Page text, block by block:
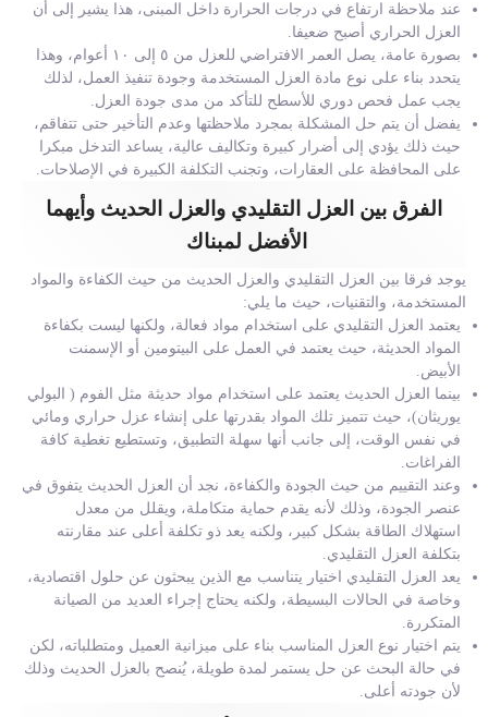
عند ملاحظة ارتفاع في درجات الحرارة داخل المبنى، هذا يشير إلى أن
العزل الحراري أصبح ضعيفا.
بصورة عامة، يصل العمر الافتراضي للعزل من ٥ إلى ١٠ أعوام، وهذا
يتحدد بناء على نوع مادة العزل المستخدمة وجودة تنفيذ العمل، لذلك
يجب عمل فحص دوري للأسطح للتأكد من مدى جودة العزل.
يفضل أن يتم حل المشكلة بمجرد ملاحظتها وعدم التأخير حتى تتفاقم،
حيث ذلك يؤدي إلى أضرار كبيرة وتكاليف عالية، يساعد التدخل مبكرا
على المحافظة على العقارات، وتجنب التكلفة الكبيرة في الإصلاحات.
الفرق بين العزل التقليدي والعزل الحديث وأيهما
الأفضل لمبناك
يوجد فرقا بين العزل التقليدي والعزل الحديث من حيث الكفاءة والمواد
المستخدمة، والتقنيات، حيث ما يلي:
يعتمد العزل التقليدي على استخدام مواد فعالة، ولكنها ليست بكفاءة
المواد الحديثة، حيث يعتمد في العمل على البيتومين أو الإسمنت
الأبيض.
بينما العزل الحديث يعتمد على استخدام مواد حديثة مثل الفوم ( البولي
يوريثان)، حيث تتميز تلك المواد بقدرتها على إنشاء عزل حراري ومائي
في نفس الوقت، إلى جانب أنها سهلة التطبيق، وتستطيع تغطية كافة
الفراغات.
وعند التقييم من حيث الجودة والكفاءة، نجد أن العزل الحديث يتفوق في
عنصر الجودة، وذلك لأنه يقدم حماية متكاملة، ويقلل من معدل
استهلاك الطاقة بشكل كبير، ولكنه يعد ذو تكلفة أعلى عند مقارنته
بتكلفة العزل التقليدي.
يعد العزل التقليدي اختيار يتناسب مع الذين يبحثون عن حلول اقتصادية،
وخاصة في الحالات البسيطة، ولكنه يحتاج إجراء العديد من الصيانة
المتكررة.
يتم اختيار نوع العزل المناسب بناء على ميزانية العميل ومتطلباته، لكن
في حالة البحث عن حل يستمر لمدة طويلة، يُنصح بالعزل الحديث وذلك
لأن جودته أعلى.